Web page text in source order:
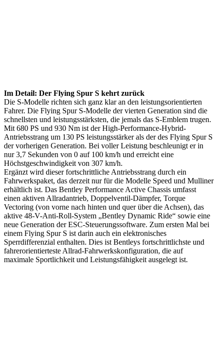
Im Detail: Der Flying Spur S kehrt zurück
Die S-Modelle richten sich ganz klar an den leistungsorientierten
Fahrer. Die Flying Spur S-Modelle der vierten Generation sind die
schnellsten und leistungsstärksten, die jemals das S-Emblem trugen.
Mit 680 PS und 930 Nm ist der High-Performance-Hybrid-
Antriebsstrang um 130 PS leistungsstärker als der des Flying Spur S
der vorherigen Generation. Bei voller Leistung beschleunigt er in
nur 3,7 Sekunden von 0 auf 100 km/h und erreicht eine
Höchstgeschwindigkeit von 307 km/h.
Ergänzt wird dieser fortschrittliche Antriebsstrang durch ein
Fahrwerkspaket, das derzeit nur für die Modelle Speed und Mulliner
erhältlich ist. Das Bentley Performance Active Chassis umfasst
einen aktiven Allradantrieb, Doppelventil-Dämpfer, Torque
Vectoring (von vorne nach hinten und quer über die Achsen), das
aktive 48-V-Anti-Roll-System „Bentley Dynamic Ride“ sowie eine
neue Generation der ESC-Steuerungssoftware. Zum ersten Mal bei
einem Flying Spur S ist darin auch ein elektronisches
Sperrdifferenzial enthalten. Dies ist Bentleys fortschrittlichste und
fahrerorientierteste Allrad-Fahrwerkskonfiguration, die auf
maximale Sportlichkeit und Leistungsfähigkeit ausgelegt ist.